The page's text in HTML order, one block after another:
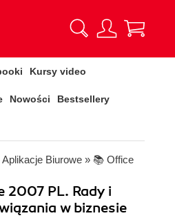
Kursy video
Nowości Bestsellery
Aplikacje Biurowe » 📚 Office
PL. Rady i
w biznesie